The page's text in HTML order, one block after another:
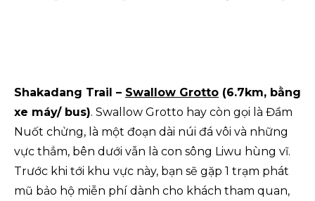
Shakadang Trail – Swallow Grotto (6.7km, bằng
xe máy/ bus). Swallow Grotto hay còn gọi là Đầm
Nuốt chửng, là một đoạn dài núi đá vôi và những
vực thẳm, bên dưới vẫn là con sông Liwu hùng vĩ.
Trước khi tới khu vực này, bạn sẽ gặp 1 trạm phát
mũ bảo hộ miễn phí dành cho khách tham quan,